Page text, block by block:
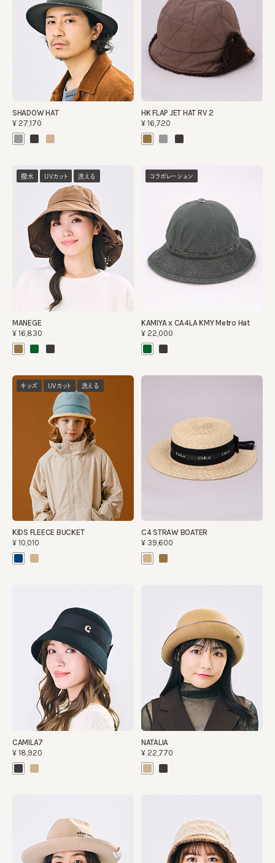
SHADOW HAT
¥27,170
HK FLAP JET HAT RV 2
¥16,720
撥水 UVカット 洗える
MANEGE
¥16,830
コラボレーション
KAMIYA x CA4LA KMY Metro Hat
¥22,000
キッズ UVカット 洗える
KIDS FLEECE BUCKET
¥10,010
C4 STRAW BOATER
¥39,600
CAMILA7
¥18,920
NATALIA
¥22,770